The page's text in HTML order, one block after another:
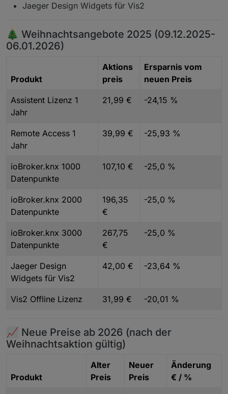
Jaeger Design Widgets für Vis2
🎄 Weihnachtsangebote 2025 (09.12.2025-
06.01.2026)
Produkt
Aktions
preis
Ersparnis vom
neuen Preis
Assistent Lizenz 1
Jahr
21,99 € -24,15 %
Remote Access 1
Jahr
39,99 € -25,93 %
ioBroker.knx 1000
Datenpunkte
107,10 € -25,0 %
ioBroker.knx 2000
Datenpunkte
196,35
€
-25,0 %
ioBroker.knx 3000
Datenpunkte
267,75
€
-25,0 %
Jaeger Design
Widgets für Vis2
42,00 € -23,64 %
Vis2 Offline Lizenz 31,99 € -20,01 %
📈 Neue Preise ab 2026 (nach der
Weihnachtsaktion gültig)
Produkt
Alter
Preis
Neuer
Preis
Änderung
€ / %